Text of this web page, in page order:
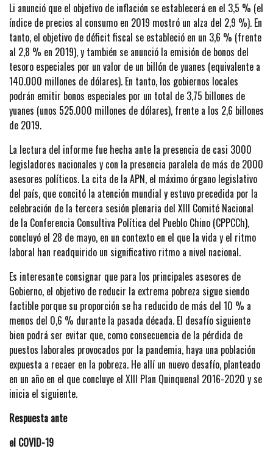
Li anunció que el objetivo de inflación se establecerá en el 3,5 % (el
índice de precios al consumo en 2019 mostró un alza del 2,9 %). En
tanto, el objetivo de déficit fiscal se estableció en un 3,6 % (frente
al 2,8 % en 2019), y también se anunció la emisión de bonos del
tesoro especiales por un valor de un billón de yuanes (equivalente a
140.000 millones de dólares). En tanto, los gobiernos locales
podrán emitir bonos especiales por un total de 3,75 billones de
yuanes (unos 525.000 millones de dólares), frente a los 2,6 billones
de 2019.
La lectura del informe fue hecha ante la presencia de casi 3000
legisladores nacionales y con la presencia paralela de más de 2000
asesores políticos. La cita de la APN, el máximo órgano legislativo
del país, que concitó la atención mundial y estuvo precedida por la
celebración de la tercera sesión plenaria del XIII Comité Nacional
de la Conferencia Consultiva Política del Pueblo Chino (CPPCCh),
concluyó el 28 de mayo, en un contexto en el que la vida y el ritmo
laboral han readquirido un significativo ritmo a nivel nacional.
Es interesante consignar que para los principales asesores de
Gobierno, el objetivo de reducir la extrema pobreza sigue siendo
factible porque su proporción se ha reducido de más del 10 % a
menos del 0,6 % durante la pasada década. El desafío siguiente
bien podrá ser evitar que, como consecuencia de la pérdida de
puestos laborales provocados por la pandemia, haya una población
expuesta a recaer en la pobreza. He allí un nuevo desafío, planteado
en un año en el que concluye el XIII Plan Quinquenal 2016-2020 y se
inicia el siguiente.
Respuesta ante
el COVID-19